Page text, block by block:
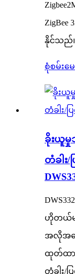
ZigBee
နိုင်သည်
စုံစမ်းမေ
ခိုးယူမှု
တံခါး
ဟိုတယ်မ
အလိုအလ
ထုတ်ထား
တံခါး/